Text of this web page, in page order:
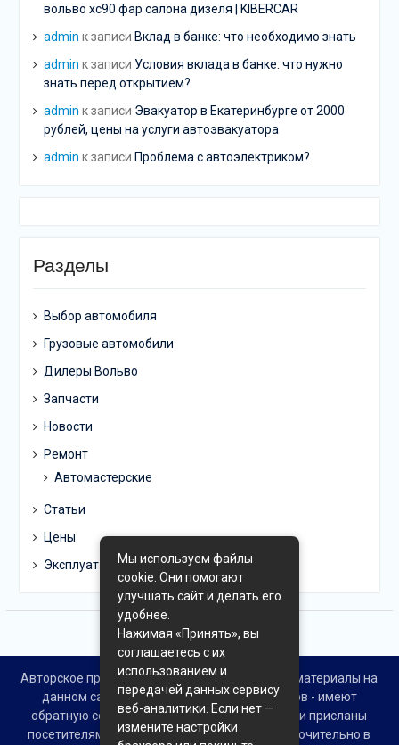
вольво хс90 фар салона дизеля | KIBERCAR
admin к записи Вклад в банке: что необходимо знать
admin к записи Условия вклада в банке: что нужно
знать перед открытием?
admin к записи Эвакуатор в Екатеринбурге от 2000
рублей, цены на услуги автоэвакуатора
admin к записи Проблема с автоэлектриком?
Разделы
Выбор автомобиля
Грузовые автомобили
Дилеры Вольво
Запчасти
Новости
Ремонт
Автомастерские
Статьи
Цены
Эксплуатация
Авторское право © Все права защищены. Все материалы на
данном сайте взяты из открытых источников - имеют
обратную ссылку на материал в интернете или присланы
посетителями сайта и предоставляются исключительно в
Мы используем файлы
cookie. Они помогают
улучшать сайт и делать его
удобнее.
Нажимая «Принять», вы
соглашаетесь с их
использованием и
передачей данных сервису
веб-аналитики. Если нет —
измените настройки